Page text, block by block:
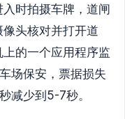
时拍摄车牌，道闸
头核对并打开道
的一个应用程序监
场保安，票据损失
减少到5-7秒。